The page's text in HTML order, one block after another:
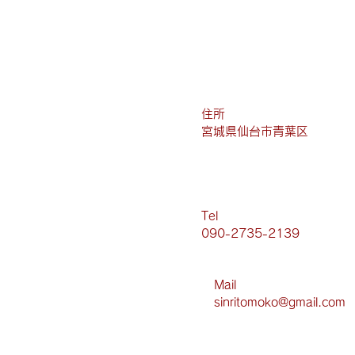
​住所
宮城県仙台市青葉区
​Tel
090-2735-2139
Mail​
sinritomoko@gmail.com